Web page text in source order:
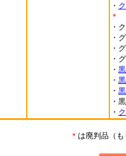
・
＊
・
・
・
・
・
・
・
・
・
＊ は廃判品（